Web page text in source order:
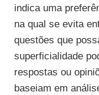
indica uma
na qual se evita
questões que
superficialidade
respostas ou
baseiam em